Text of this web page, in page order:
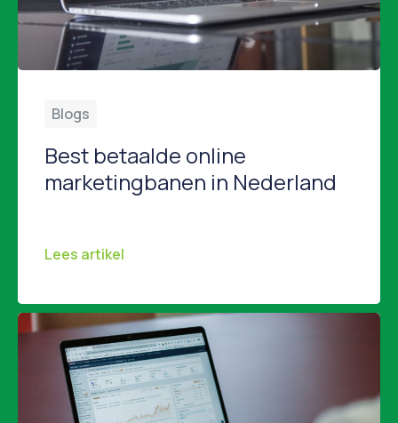
Blogs
Best betaalde online
marketingbanen in Nederland
Lees artikel